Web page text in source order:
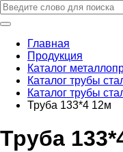
Главная
Продукция
Каталог
Каталог трубы
Каталог трубы
Труба 133*4 12м
Труба